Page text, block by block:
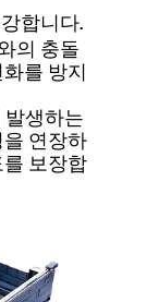
합니다.
의 충돌
를 방지
발생하는
연장하
를 보장합